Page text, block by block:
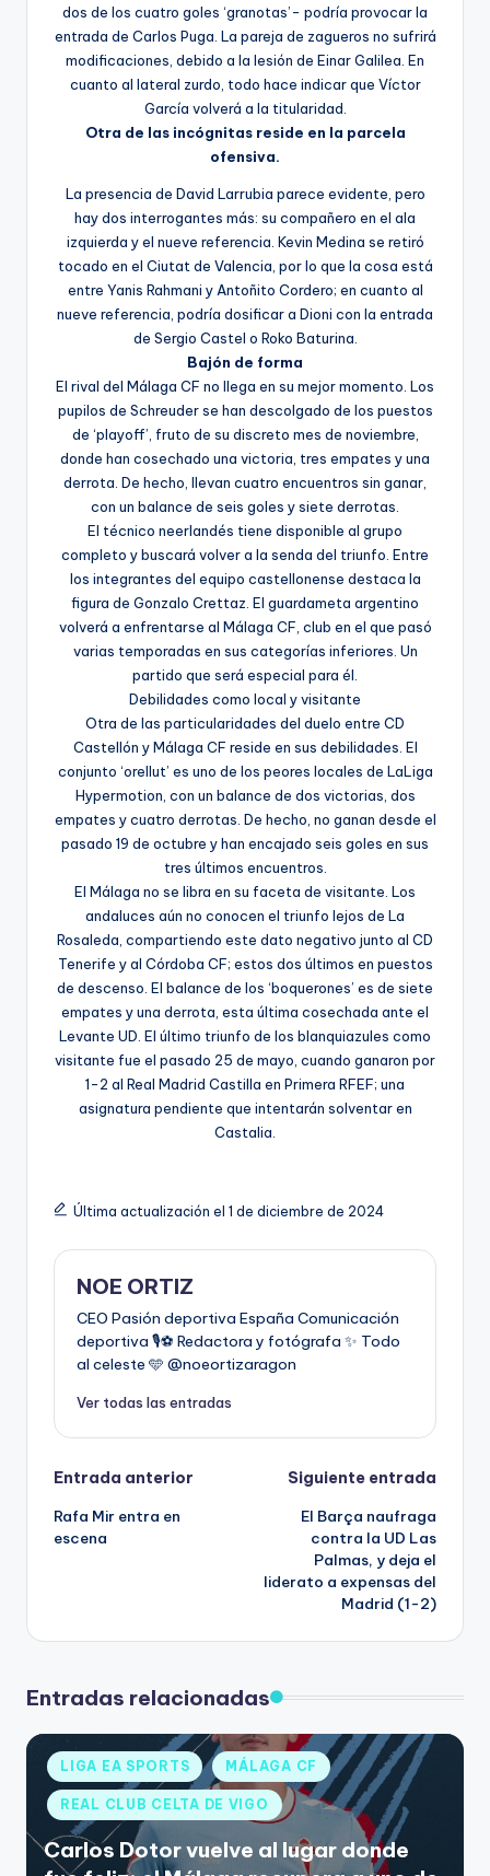
dos de los cuatro goles ‘granotas’- podría provocar la
entrada de Carlos Puga. La pareja de zagueros no sufrirá
modificaciones, debido a la lesión de Einar Galilea. En
cuanto al lateral zurdo, todo hace indicar que Víctor
García volverá a la titularidad.
Otra de las incógnitas reside en la parcela
ofensiva.
La presencia de David Larrubia parece evidente, pero
hay dos interrogantes más: su compañero en el ala
izquierda y el nueve referencia. Kevin Medina se retiró
tocado en el Ciutat de Valencia, por lo que la cosa está
entre Yanis Rahmani y Antoñito Cordero; en cuanto al
nueve referencia, podría dosificar a Dioni con la entrada
de Sergio Castel o Roko Baturina.
Bajón de forma
El rival del Málaga CF no llega en su mejor momento. Los
pupilos de Schreuder se han descolgado de los puestos
de ‘playoff’, fruto de su discreto mes de noviembre,
donde han cosechado una victoria, tres empates y una
derrota. De hecho, llevan cuatro encuentros sin ganar,
con un balance de seis goles y siete derrotas.
El técnico neerlandés tiene disponible al grupo
completo y buscará volver a la senda del triunfo. Entre
los integrantes del equipo castellonense destaca la
figura de Gonzalo Crettaz. El guardameta argentino
volverá a enfrentarse al Málaga CF, club en el que pasó
varias temporadas en sus categorías inferiores. Un
partido que será especial para él.
Debilidades como local y visitante
Otra de las particularidades del duelo entre CD
Castellón y Málaga CF reside en sus debilidades. El
conjunto ‘orellut’ es uno de los peores locales de LaLiga
Hypermotion, con un balance de dos victorias, dos
empates y cuatro derrotas. De hecho, no ganan desde el
pasado 19 de octubre y han encajado seis goles en sus
tres últimos encuentros.
El Málaga no se libra en su faceta de visitante. Los
andaluces aún no conocen el triunfo lejos de La
Rosaleda, compartiendo este dato negativo junto al CD
Tenerife y al Córdoba CF; estos dos últimos en puestos
de descenso. El balance de los ‘boquerones’ es de siete
empates y una derrota, esta última cosechada ante el
Levante UD. El último triunfo de los blanquiazules como
visitante fue el pasado 25 de mayo, cuando ganaron por
1-2 al Real Madrid Castilla en Primera RFEF; una
asignatura pendiente que intentarán solventar en
Castalia.
Última actualización el 1 de diciembre de 2024
NOE ORTIZ
CEO Pasión deportiva España Comunicación
deportiva 🎙️⚽️ Redactora y fotógrafa ✨ Todo
al celeste 🩵 @noeortizaragon
Ver todas las entradas
Entrada anterior
Rafa Mir entra en
escena
Siguiente entrada
El Barça naufraga
contra la UD Las
Palmas, y deja el
liderato a expensas del
Madrid (1-2)
Entradas relacionadas
LIGA EA SPORTS MÁLAGA CF
REAL CLUB CELTA DE VIGO
Carlos Dotor vuelve al lugar donde